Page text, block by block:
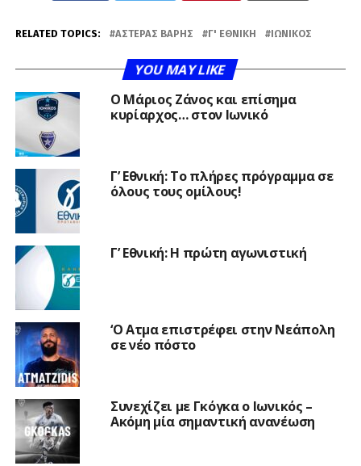
RELATED TOPICS: ΑΣΤΈΡΑΣ ΒΆΡΗΣ Γ' ΕΘΝΙΚΉ ΙΩΝΙΚΌΣ
YOU MAY LIKE
Ο Μάριος Ζάνος και επίσημα
κυρίαρχος… στον Ιωνικό
Γ’ Εθνική: Το πλήρες πρόγραμμα σε
όλους τους ομίλους!
Γ’ Εθνική: Η πρώτη αγωνιστική
‘Ο Ατμα επιστρέφει στην Νεάπολη
σε νέο πόστο
Συνεχίζει με Γκόγκα ο Ιωνικός –
Ακόμη μία σημαντική ανανέωση